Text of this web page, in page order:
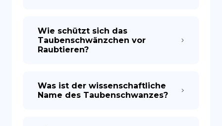
Wie schützt sich das
Taubenschwänzchen vor
Raubtieren?
Was ist der wissenschaftliche
Name des Taubenschwanzes?